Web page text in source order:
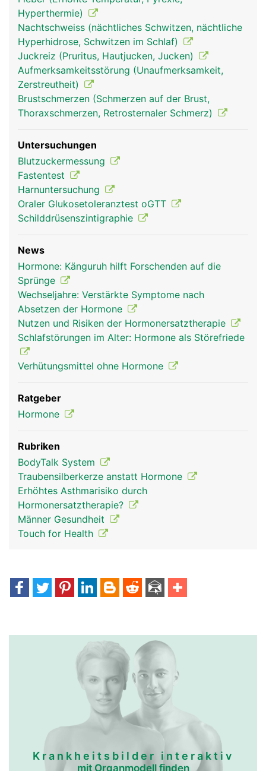
System Frau
System Mann
Kopf Links Frau
Kopf Links Mann
Hyperthermie)
Nachtschweiss (nächtliches Schwitzen, nächtliche
Hyperhidrose, Schwitzen im Schlaf)
Juckreiz (Pruritus, Hautjucken, Jucken)
Aufmerksamkeitsstörung (Unaufmerksamkeit,
Zerstreutheit)
Brustschmerzen (Schmerzen auf der Brust,
Thoraxschmerzen, Retrosternaler Schmerz)
Untersuchungen
Blutzuckermessung
Fastentest
Harnuntersuchung
Oraler Glukosetoleranztest oGTT
Schilddrüsenszintigraphie
News
Hormone: Känguruh hilft Forschenden auf die
Sprünge
Wechseljahre: Verstärkte Symptome nach
Absetzen der Hormone
Nutzen und Risiken der Hormonersatztherapie
Schlafstörungen im Alter: Hormone als Störefriede
Verhütungsmittel ohne Hormone
Ratgeber
Hormone
Rubriken
BodyTalk System
Traubensilberkerze anstatt Hormone
Erhöhtes Asthmarisiko durch
Hormonersatztherapie?
Männer Gesundheit
Touch for Health
Krankheitsbilder interaktiv
mit Organmodell finden